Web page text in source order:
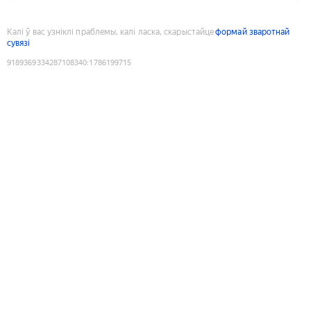
Калі ў вас узніклі праблемы, калі ласка, скарыстайцеформай зваротнай
сувязі
9189369334287108340:1786199715